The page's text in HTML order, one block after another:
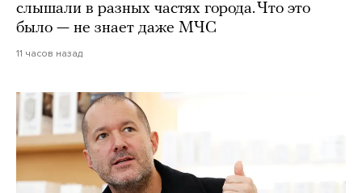
слышали в разных частях города. Что это
было — не знает даже МЧС
11 часов назад